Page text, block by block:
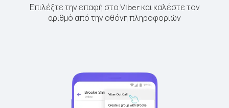
Επιλέξτε την επαφή στο Viber και καλέστε τον
αριθμό από την οθόνη πληροφοριών